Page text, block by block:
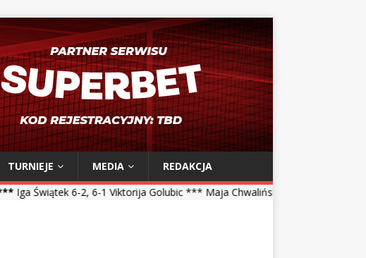
TURNIEJE MEDIA
REDAKCJA
6-1 Viktorija Golubic *** Maja Chwalińska 5-7, 1-6 Talia Gibson ***